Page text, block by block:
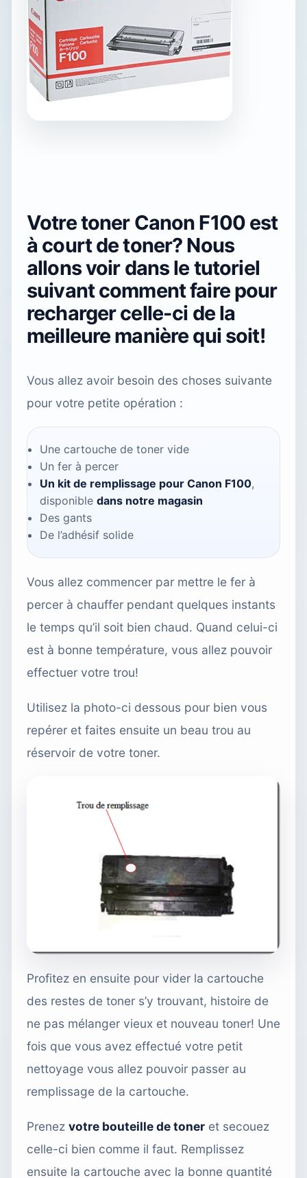
Votre toner Canon F100 est
à court de toner? Nous
allons voir dans le tutoriel
suivant comment faire pour
recharger celle-ci de la
meilleure manière qui soit!
Vous allez avoir besoin des choses suivante
pour votre petite opération :
Une cartouche de toner vide
Un fer à percer
Un kit de remplissage pour Canon F100,
disponible dans notre magasin
Des gants
De l’adhésif solide
Vous allez commencer par mettre le fer à
percer à chauffer pendant quelques instants
le temps qu’il soit bien chaud. Quand celui-ci
est à bonne température, vous allez pouvoir
effectuer votre trou!
Utilisez la photo-ci dessous pour bien vous
repérer et faites ensuite un beau trou au
réservoir de votre toner.
Profitez en ensuite pour vider la cartouche
des restes de toner s’y trouvant, histoire de
ne pas mélanger vieux et nouveau toner! Une
fois que vous avez effectué votre petit
nettoyage vous allez pouvoir passer au
remplissage de la cartouche.
Prenez votre bouteille de toner et secouez
celle-ci bien comme il faut. Remplissez
ensuite la cartouche avec la bonne quantité